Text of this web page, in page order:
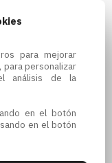
para mejorar
para personalizar
análisis de la
en el botón
en el botón